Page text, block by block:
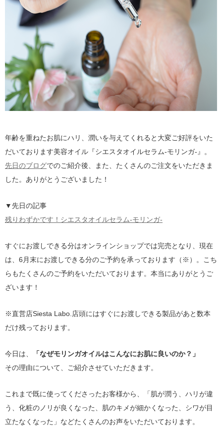
年齢を重ねたお肌にハリ、潤いを与えてくれると大変ご好評をいた
だいております美容オイル『シエスタオイルセラム-モリンガ-』。
先日のブログでのご紹介後、また、たくさんのご注文をいただきま
した。ありがとうございました！
▼先日の記事
残りわずかです！シエスタオイルセラム-モリンガ-
すぐにお渡しできる分はオンラインショップでは完売となり、現在
は、6月末にお渡しできる分のご予約を承っております（※）。こち
らもたくさんのご予約をいただいております。本当にありがとうご
ざいます！
※直営店Siesta Labo.店頭にはすぐにお渡しできる製品があと数本
だけ残っております。
今日は、
「なぜモリンガオイルはこんなにお肌に良いのか？」
その理由について、ご紹介させていただきます。
これまで既に使ってくださったお客様から、「肌が潤う、ハリが違
う、化粧のノリが良くなった、肌のキメが細かくなった、シワが目
立たなくなった」などたくさんのお声をいただいております。